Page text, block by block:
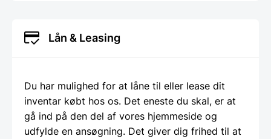
Lån & Leasing
Du har mulighed for at låne til eller lease dit
inventar købt hos os. Det eneste du skal, er at
gå ind på den del af vores hjemmeside og
udfylde en ansøgning. Det giver dig frihed til at